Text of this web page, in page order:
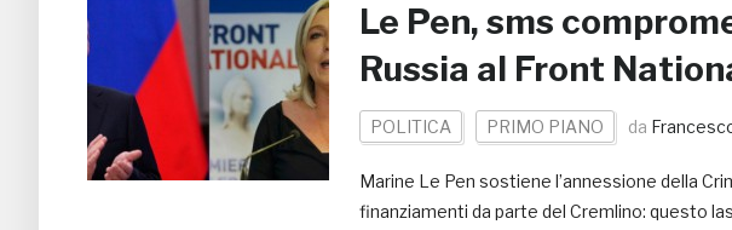
Le Pen, sms
Russia al Front
POLITICA PRIMO PIANO da
Marine Le Pen sostiene l’annessione della
finanziamenti da parte del Cremlino: questo